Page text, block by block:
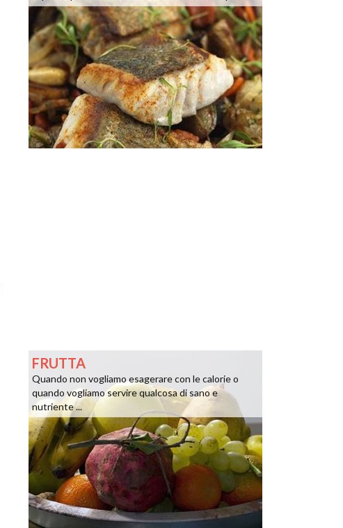
FRUTTA
Quando non vogliamo esagerare con le calorie o
quando vogliamo servire qualcosa di sano e
nutriente ...